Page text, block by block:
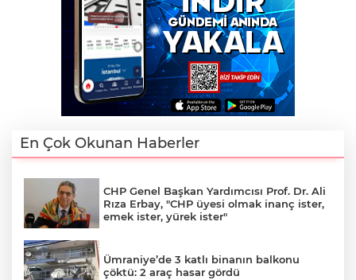
En Çok Okunan Haberler
CHP Genel Başkan Yardımcısı Prof. Dr. Ali
Rıza Erbay, "CHP üyesi olmak inanç ister,
emek ister, yürek ister"
Ümraniye’de 3 katlı binanın balkonu
çöktü: 2 araç hasar gördü